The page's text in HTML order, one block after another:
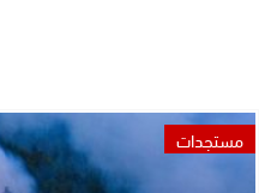
مستجدات